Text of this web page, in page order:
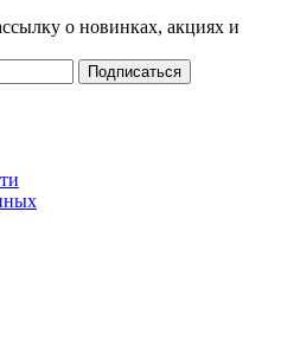
о новинках, акциях и